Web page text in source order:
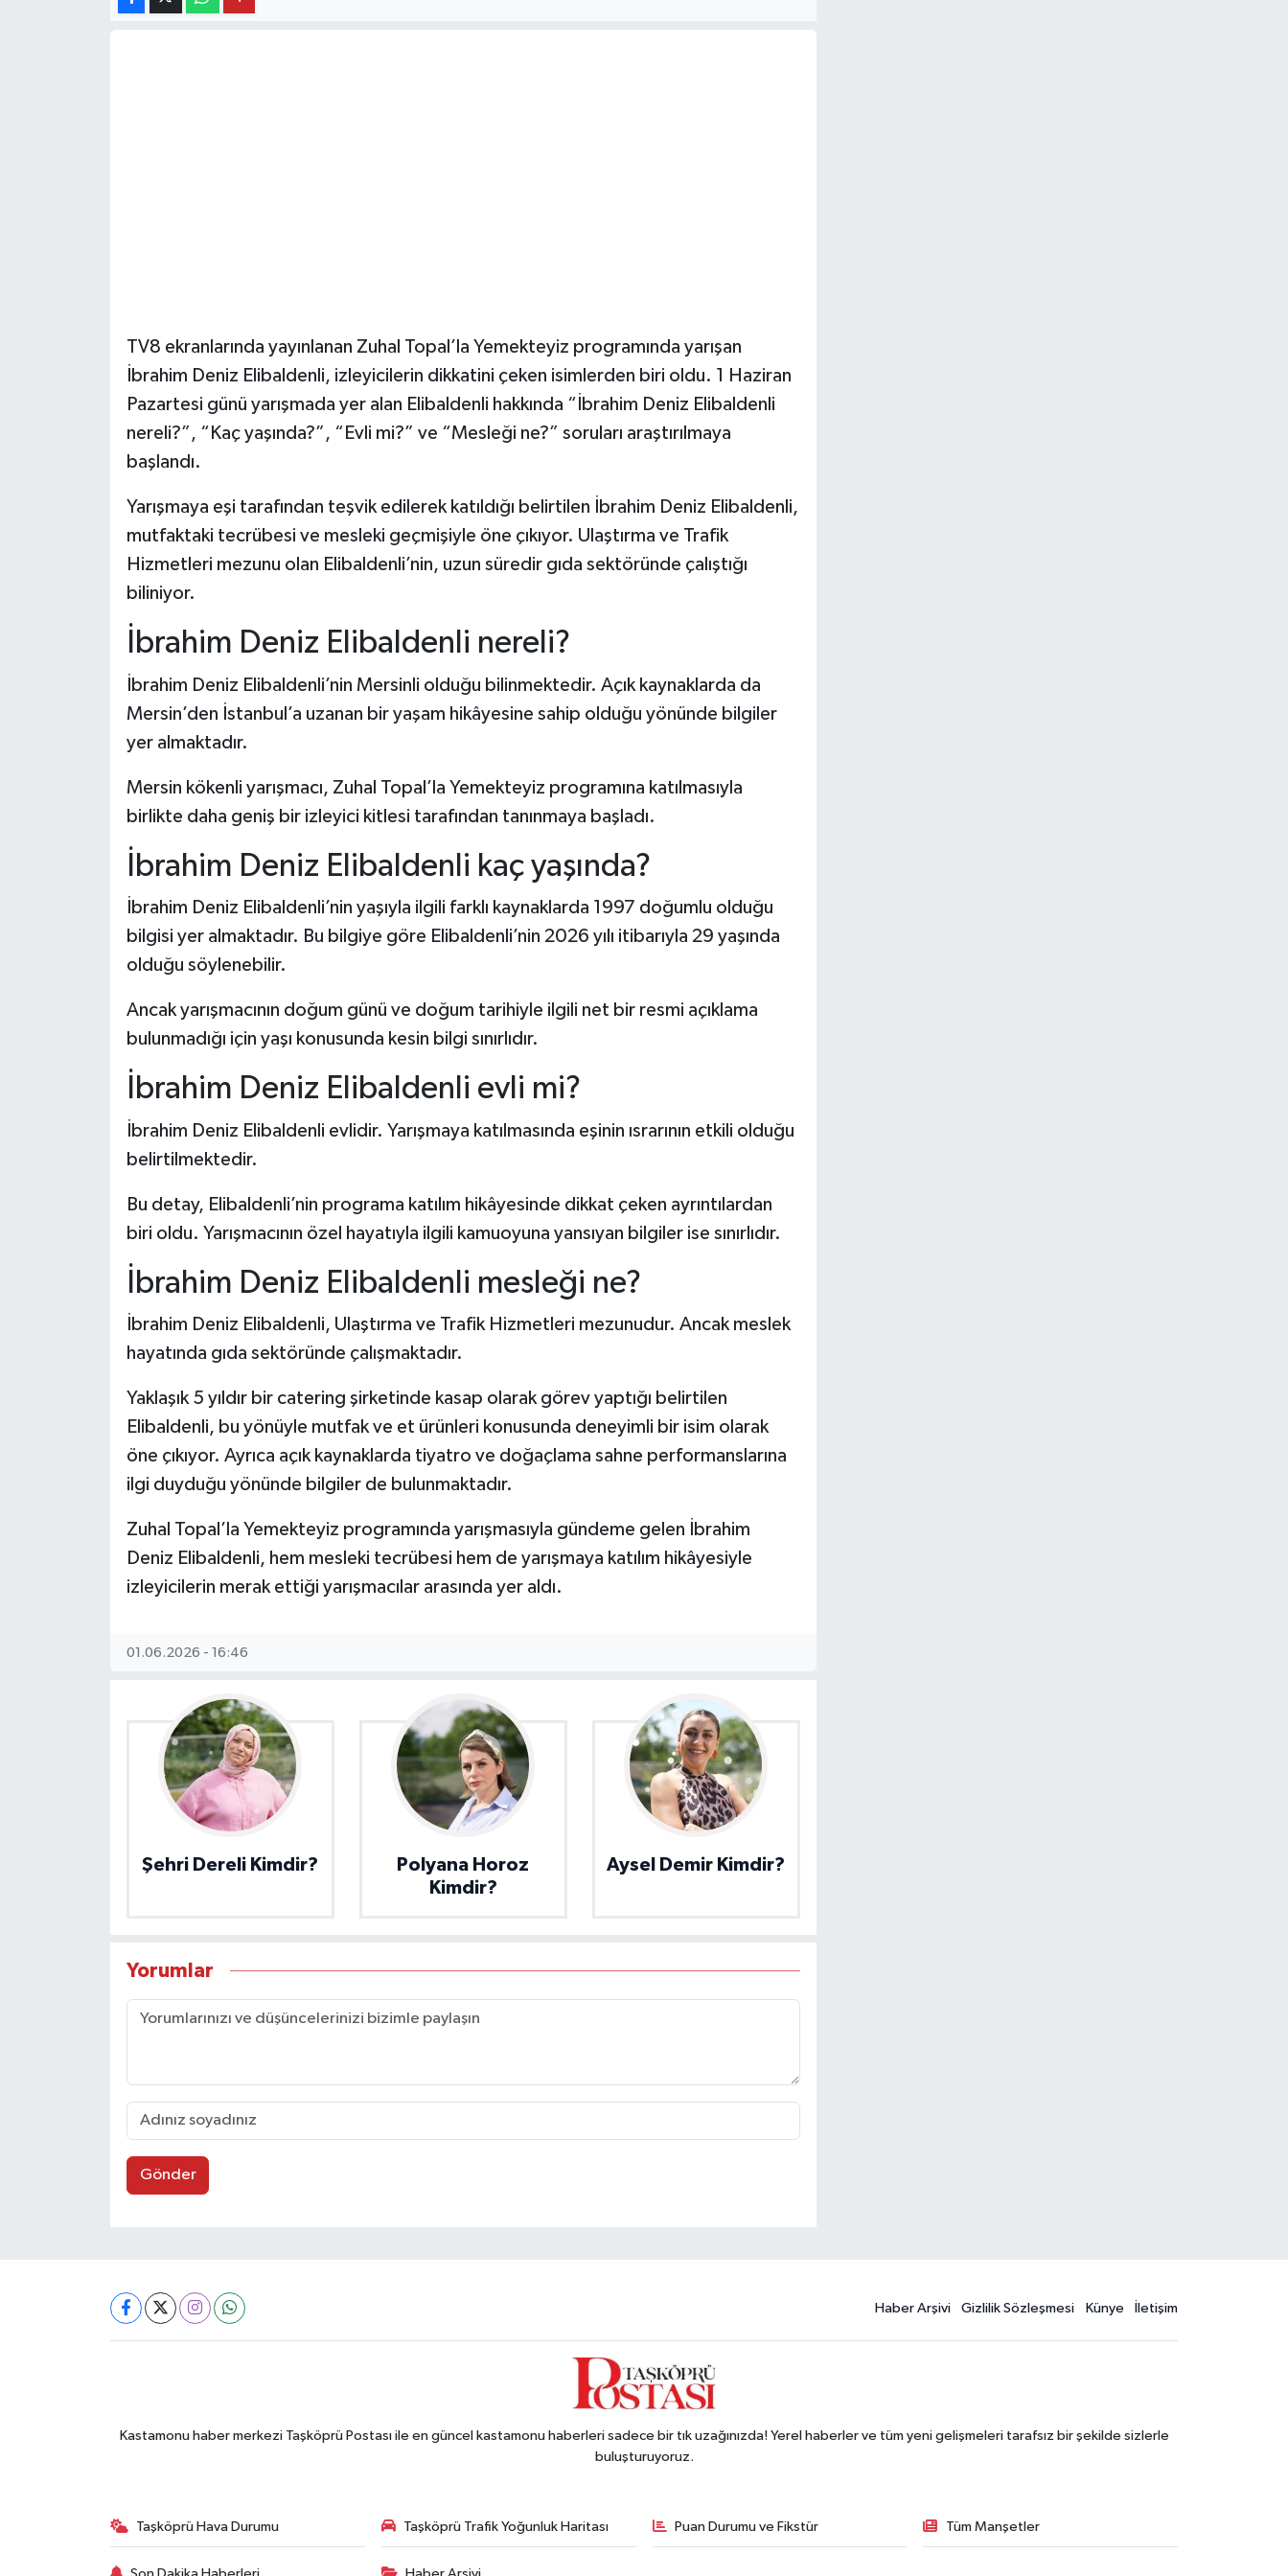
TV8 ekranlarında yayınlanan Zuhal Topal’la Yemekteyiz programında yarışan
İbrahim Deniz Elibaldenli, izleyicilerin dikkatini çeken isimlerden biri oldu. 1 Haziran
Pazartesi günü yarışmada yer alan Elibaldenli hakkında “İbrahim Deniz Elibaldenli
nereli?”, “Kaç yaşında?”, “Evli mi?” ve “Mesleği ne?” soruları araştırılmaya
başlandı.
Yarışmaya eşi tarafından teşvik edilerek katıldığı belirtilen İbrahim Deniz Elibaldenli,
mutfaktaki tecrübesi ve mesleki geçmişiyle öne çıkıyor. Ulaştırma ve Trafik
Hizmetleri mezunu olan Elibaldenli’nin, uzun süredir gıda sektöründe çalıştığı
biliniyor.
İbrahim Deniz Elibaldenli nereli?
İbrahim Deniz Elibaldenli’nin Mersinli olduğu bilinmektedir. Açık kaynaklarda da
Mersin’den İstanbul’a uzanan bir yaşam hikâyesine sahip olduğu yönünde bilgiler
yer almaktadır.
Mersin kökenli yarışmacı, Zuhal Topal’la Yemekteyiz programına katılmasıyla
birlikte daha geniş bir izleyici kitlesi tarafından tanınmaya başladı.
İbrahim Deniz Elibaldenli kaç yaşında?
İbrahim Deniz Elibaldenli’nin yaşıyla ilgili farklı kaynaklarda 1997 doğumlu olduğu
bilgisi yer almaktadır. Bu bilgiye göre Elibaldenli’nin 2026 yılı itibarıyla 29 yaşında
olduğu söylenebilir.
Ancak yarışmacının doğum günü ve doğum tarihiyle ilgili net bir resmi açıklama
bulunmadığı için yaşı konusunda kesin bilgi sınırlıdır.
İbrahim Deniz Elibaldenli evli mi?
İbrahim Deniz Elibaldenli evlidir. Yarışmaya katılmasında eşinin ısrarının etkili olduğu
belirtilmektedir.
Bu detay, Elibaldenli’nin programa katılım hikâyesinde dikkat çeken ayrıntılardan
biri oldu. Yarışmacının özel hayatıyla ilgili kamuoyuna yansıyan bilgiler ise sınırlıdır.
İbrahim Deniz Elibaldenli mesleği ne?
İbrahim Deniz Elibaldenli, Ulaştırma ve Trafik Hizmetleri mezunudur. Ancak meslek
hayatında gıda sektöründe çalışmaktadır.
Yaklaşık 5 yıldır bir catering şirketinde kasap olarak görev yaptığı belirtilen
Elibaldenli, bu yönüyle mutfak ve et ürünleri konusunda deneyimli bir isim olarak
öne çıkıyor. Ayrıca açık kaynaklarda tiyatro ve doğaçlama sahne performanslarına
ilgi duyduğu yönünde bilgiler de bulunmaktadır.
Zuhal Topal’la Yemekteyiz programında yarışmasıyla gündeme gelen İbrahim
Deniz Elibaldenli, hem mesleki tecrübesi hem de yarışmaya katılım hikâyesiyle
izleyicilerin merak ettiği yarışmacılar arasında yer aldı.
01.06.2026 - 16:46
Şehri Dereli Kimdir?
Polyana Horoz
Kimdir?
Aysel Demir Kimdir?
Yorumlar
Gönder
Haber Arşivi Gizlilik Sözleşmesi Künye İletişim
Kastamonu haber merkezi Taşköprü Postası ile en güncel kastamonu haberleri sadece bir tık uzağınızda! Yerel haberler ve tüm yeni gelişmeleri tarafsız bir şekilde sizlerle
buluşturuyoruz.
Taşköprü Hava Durumu Taşköprü Trafik Yoğunluk Haritası Puan Durumu ve Fikstür Tüm Manşetler
Merkez Haberleri
Pınarbaşı Haberleri
Şenpazar Haberleri
Taşköprü Haberleri
Tosya Haberleri
Ulusal Haberler
Siyaset Haberleri
Dünya Haberleri
Yerel Haberler
Haber Arşivi